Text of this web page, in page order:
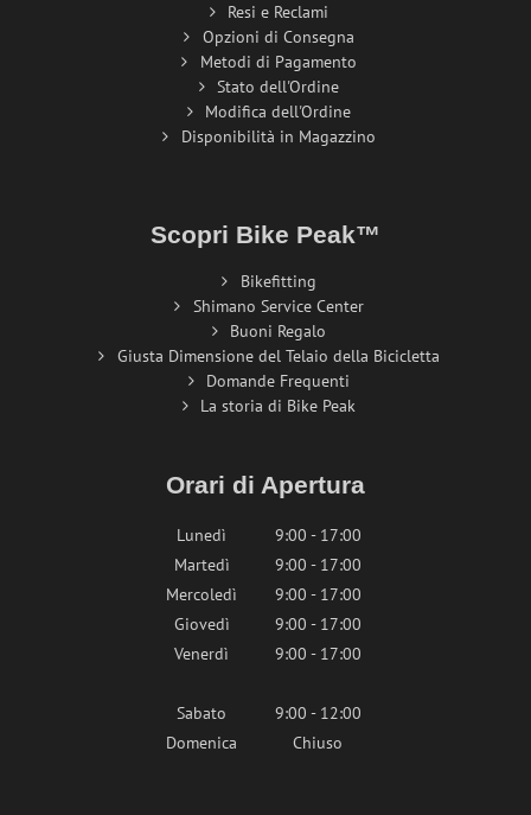
Resi e Reclami
Opzioni di Consegna
Metodi di Pagamento
Stato dell'Ordine
Modifica dell'Ordine
Disponibilità in Magazzino
Scopri Bike Peak™
Bikefitting
Shimano Service Center
Buoni Regalo
Giusta Dimensione del Telaio della Bicicletta
Domande Frequenti
La storia di Bike Peak
Orari di Apertura
Lunedì
9:00 - 17:00
Martedì
9:00 - 17:00
Mercoledì
9:00 - 17:00
Giovedì
9:00 - 17:00
Venerdì
9:00 - 17:00
Sabato
9:00 - 12:00
Domenica
Chiuso